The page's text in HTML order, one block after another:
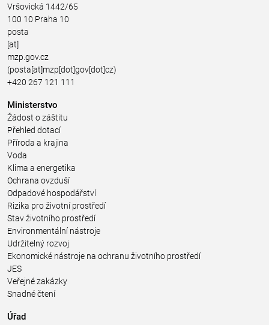
Vršovická 1442/65
100 10 Praha 10
posta
[at]
mzp.gov.cz
(posta[at]mzp[dot]gov[dot]cz)
+420 267 121 111
Ministerstvo
Žádost o záštitu
Přehled dotací
Příroda a krajina
Voda
Klima a energetika
Ochrana ovzduší
Odpadové hospodářství
Rizika pro životní prostředí
Stav životního prostředí
Environmentální nástroje
Udržitelný rozvoj
Ekonomické nástroje na ochranu životního prostředí
JES
Veřejné zakázky
Snadné čtení
Úřad